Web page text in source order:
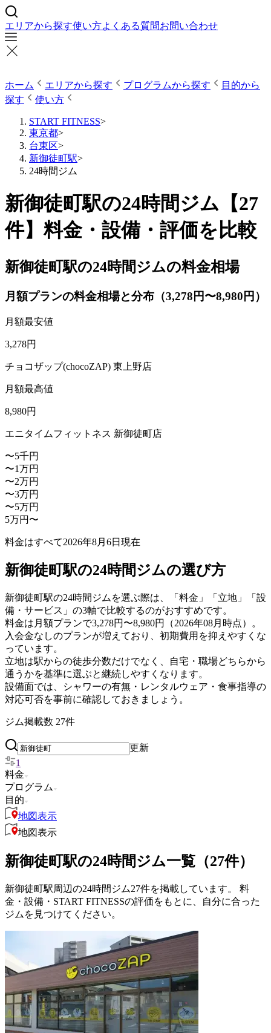
エリアから探す使い方よくある質問お問い合わせ
ホーム エリアから探す プログラムから探す
目的から
探す
使い方
START FITNESS>
東京都>
台東区>
新御徒町駅>
24時間ジム
新御徒町駅の24時間ジム【27
件】料金・設備・評価を比較
新御徒町駅の24時間ジムの料金相場
月額プランの料金相場と分布（3,278円〜8,980円）
月額最安値
3,278円
チョコザップ(chocoZAP) 東上野店
月額最高値
8,980円
エニタイムフィットネス 新御徒町店
〜5千円
〜1万円
〜2万円
〜3万円
〜5万円
5万円〜
料金はすべて2026年8月6日 現在
新御徒町駅の24時間ジムの選び方
新御徒町駅の24時間ジムを選ぶ際は、「料金」「立地」「設
備・サービス」の3軸で比較するのがおすすめです。
料金は月額プランで3,278円〜8,980円（2026年08月時点）。
入会金なしのプランが増えており、初期費用を抑えやすくな
っています。
立地は駅からの徒歩分数だけでなく、自宅・職場どちらから
通うかを基準に選ぶと継続しやすくなります。
設備面では、シャワーの有無・レンタルウェア・食事指導の
対応可否を事前に確認しておきましょう。
ジム掲載数 27件
更新
1
料金
プログラム
目的
地図表示
地図表示
新御徒町駅の24時間ジム一覧（27件）
新御徒町駅周辺の24時間ジム27件を掲載しています。 料
金・設備・START FITNESSの評価をもとに、自分に合った
ジムを見つけてください。